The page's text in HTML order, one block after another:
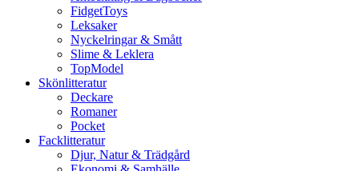
FidgetToys
Leksaker
Nyckelringar & Smått
Slime & Leklera
TopModel
Skönlitteratur
Deckare
Romaner
Pocket
Facklitteratur
Djur, Natur & Trädgård